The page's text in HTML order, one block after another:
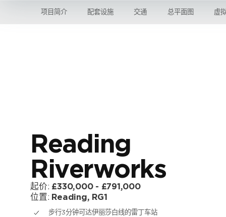
项目简介 配套设施 交通 总平面图 虚
Reading
Riverworks
起价: £330,000 - £791,000
位置: Reading, RG1
步行3分钟可达伊丽莎白线的雷丁车站